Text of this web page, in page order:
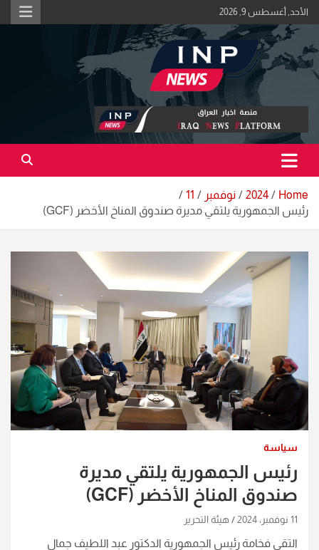
Skip
to
content
الأحد, أغسطس 9, 2026
منصة اخبار العراق
اكبر منصة خبرية في العراق | #الحقيقة_اولاً
Home
2024 نوفمبر
11
رئيس الجمهورية يلتقي مديرة صندوق المناخ الأخضر (GCF)
سياسة
رئيس الجمهورية يلتقي مديرة
صندوق المناخ الأخضر (GCF)
11 نوفمبر، 2024 هيئة التحرير
التقى فخامة رئيس الجمهورية الدكتور عبد اللطيف جمال